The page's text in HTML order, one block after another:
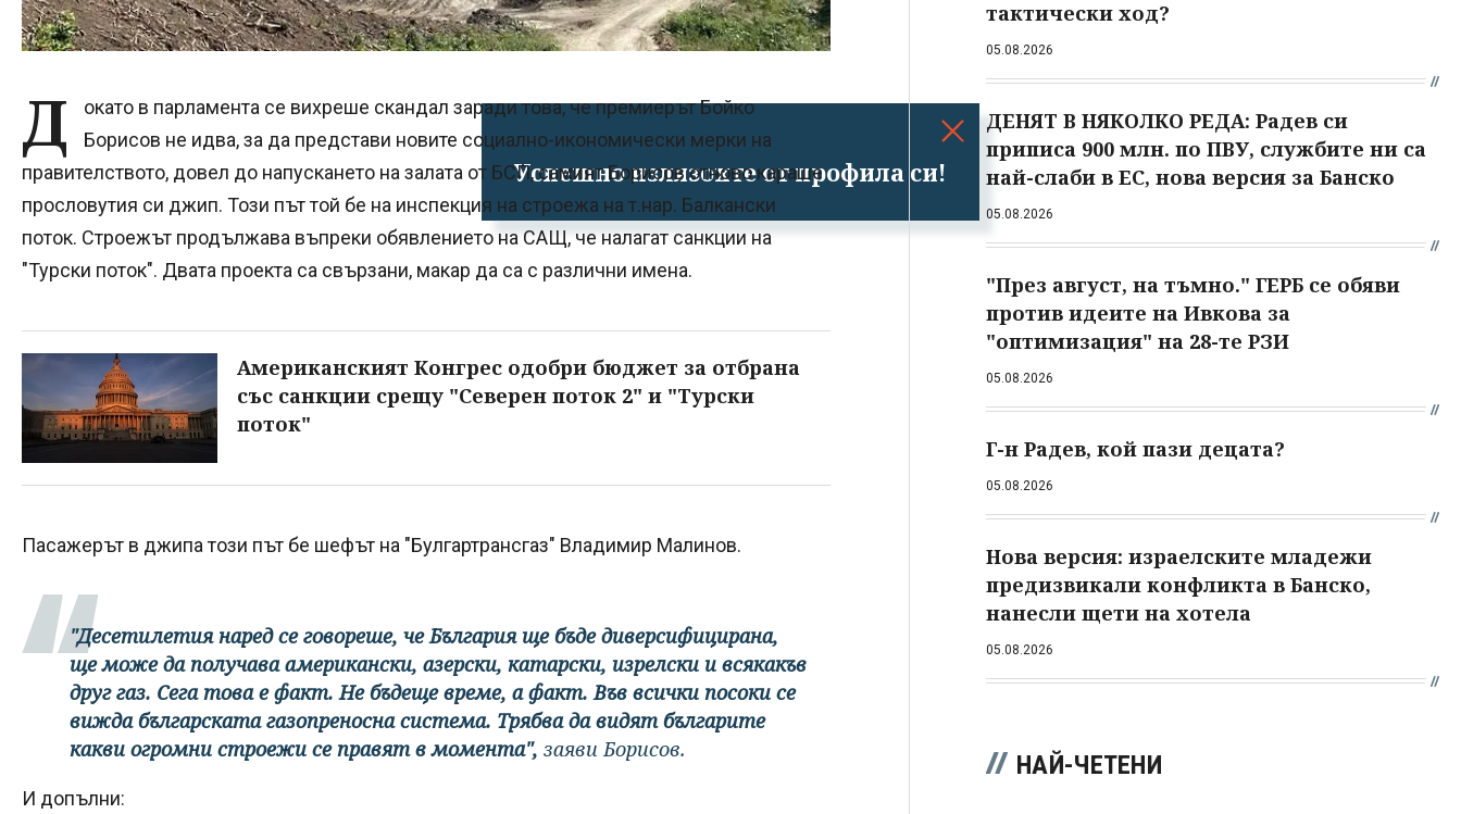
Успешно излязохте от профила си!
Д
окато в парламента се вихреше скандал заради това, че премиерът Бойко
Борисов не идва, за да представи новите социално-икономически мерки на
правителството, довел до напускането на залата от БСП, самият Борисов отново караше
прословутия си джип. Този път той бе на инспекция на строежа на т.нар. Балкански
поток. Строежът продължава въпреки обявлението на САЩ, че налагат санкции на
"Турски поток". Двата проекта са свързани, макар да са с различни имена.
Американският Конгрес одобри бюджет за отбрана
със санкции срещу "Северен поток 2" и "Турски
поток"
Пасажерът в джипа този път бе шефът на "Булгартрансгаз" Владимир Малинов.
"Десетилетия наред се говореше, че България ще бъде диверсифицирана,
ще може да получава американски, азерски, катарски, изрелски и всякакъв
друг газ. Сега това е факт. Не бъдеще време, а факт. Във всички посоки се
вижда българската газопреносна система. Трябва да видят българите
какви огромни строежи се правят в момента", заяви Борисов.
И допълни:
тактически ход?
05.08.2026
ДЕНЯТ В НЯКОЛКО РЕДА: Радев си
приписа 900 млн. по ПВУ, службите ни са
най-слаби в ЕС, нова версия за Банско
05.08.2026
"През август, на тъмно." ГЕРБ се обяви
против идеите на Ивкова за
"оптимизация" на 28-те РЗИ
05.08.2026
Г-н Радев, кой пази децата?
05.08.2026
Нова версия: израелските младежи
предизвикали конфликта в Банско,
нанесли щети на хотела
05.08.2026
НАЙ-ЧЕТЕНИ